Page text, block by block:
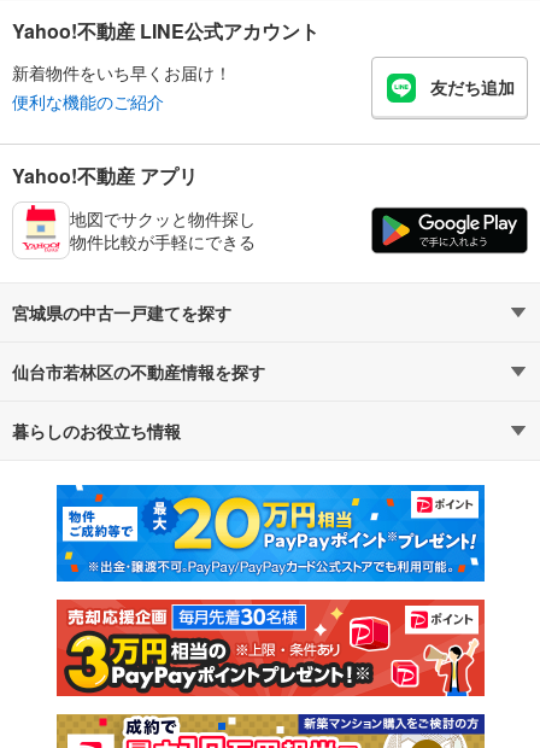
Yahoo!不動産 LINE公式アカウント
新着物件をいち早くお届け！
便利な機能のご紹介
友だち追加
Yahoo!不動産 アプリ
地図でサクッと物件探し
物件比較が手軽にできる
宮城県の中古一戸建てを探す
路線・駅から探す
通勤・通学時間から探す
仙台市若林区の不動産情報を探す
不動産・住宅
新築マンション 中古マンション
新築一戸建て 中古一戸建て
注文住宅 土地
売却査定
暮らしのお役立ち情報
マンションカタログ 教えて！住まいの先生